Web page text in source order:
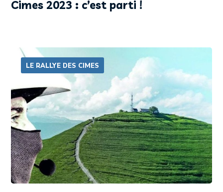
Cimes 2023 : c’est parti !
LE RALLYE DES CIMES